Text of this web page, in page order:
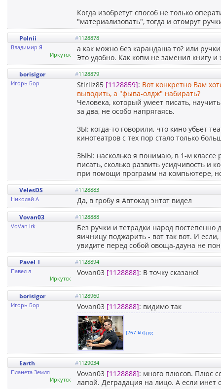
Когда изобретут способ не только
"материализовать", тогда и отомрут
Polnii #1128878
Владимир Я
Иркутск
а как можно без карандаша то? или
Это удобно. Как копм не заменил книгу
borisigor #1128879
Игорь Бор
Stirliz85 [1128859]: Вот конкретно Вам
выводить, а "фыва-олдж" набирать?
Человека, который умеет писать,
за два, не особо напрягаясь.
ЗЫ: когда-то говорили, что кино убьёт
кинотеатров с тех пор стало только
ЗЫЫ: насколько я понимаю, в 1-м классе
писать, сколько развить усидчивость
при помощи программ на компьютере,
VelesDS #1128883
Николай А
Да, в гробу я Автокад энтот видел
Vovan03 #1128888
VoVan Irk
Без ручки и тетрадки народ
яичницу поджарить - вот так вот. И
увидите перед собой овоща-дауна не
Pavel_l #1128894
Павел л
Иркутск
Vovan03 [1128888]: В точку сказано!
borisigor #1128960
Игорь Бор
Vovan03 [1128888]: видимо так
[267 kb].jpg
Earth #1129034
Планета Земля
Иркутск
Vovan03 [1128888]: много плюсов. Плюс
лапой. Деградация на лицо. А если